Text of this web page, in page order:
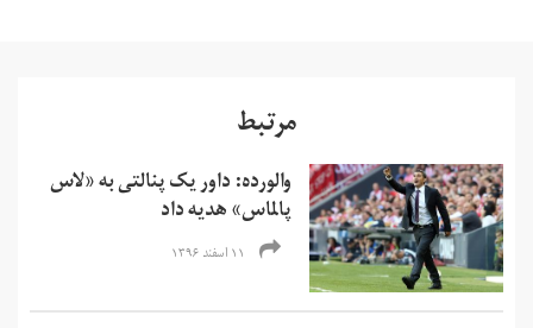
مرتبط
والورده: داور یک پنالتی به «لاس
پالماس» هدیه داد
۱۱ اسفند ۱۳۹۶